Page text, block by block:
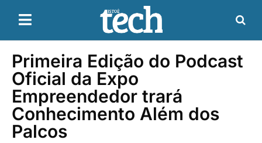
Primeira Edição do Podcast
Oficial da Expo
Empreendedor trará
Conhecimento Além dos
Palcos